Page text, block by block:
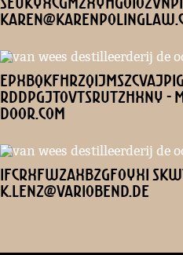
rdDPGjToVtsRUTzHXnY
door.com
IFCRXFwzaxbzgFoyxI
k.lenz@variobend.de